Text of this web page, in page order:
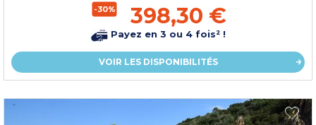
-30% 398,30 €
Payez en 3 ou 4 fois² !
VOIR LES DISPONIBILITÉS